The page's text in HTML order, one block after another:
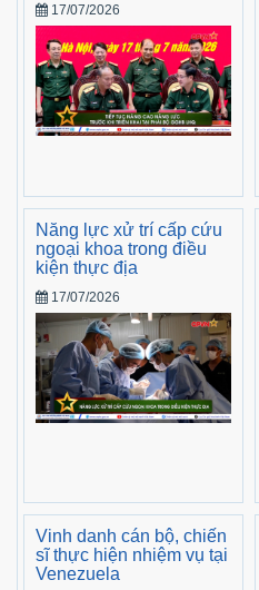
17/07/2026
Năng lực xử trí cấp cứu
ngoại khoa trong điều
kiện thực địa
17/07/2026
Vinh danh cán bộ, chiến
sĩ thực hiện nhiệm vụ tại
Venezuela